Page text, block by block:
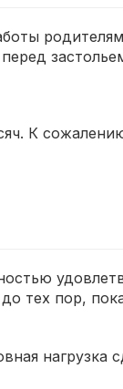
К
тех пор,
нагрузка